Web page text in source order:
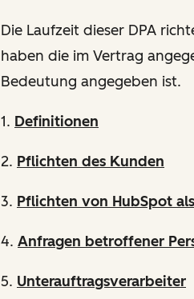
Die Laufzeit dieser DPA
haben die im Vertrag
Bedeutung angegeben ist.
1. Definitionen
2. Pflichten des Kunden
3. Pflichten von HubSpot
4. Anfragen betroffener
5. Unterauftragsverarbeiter